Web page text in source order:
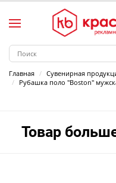
Главная Сувенирная
Рубашка поло "Boston"
Товар